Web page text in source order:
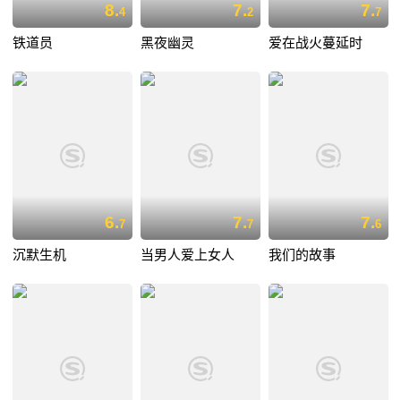
8.4
铁道员
7.2
黑夜幽灵
7.7
爱在战火蔓延时
6.7
沉默生机
7.7
当男人爱上女人
7.6
我们的故事